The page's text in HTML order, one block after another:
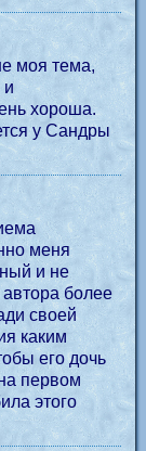
у Сандры
меня
и не
более
своей
каким
его дочь
первом
этого